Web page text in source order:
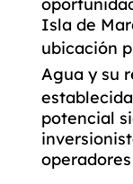
Isla de
ubicación
Agua y su
potencial